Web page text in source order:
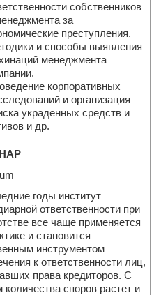
собственников
за
преступления.
и способы выявления
менеджмента
корпоративных
и организация
украденных средств и
и др.
годы институт
ответственности при
все чаще применяется
и становится
инструментом
к ответственности лиц,
права кредиторов. С
количества споров растет и